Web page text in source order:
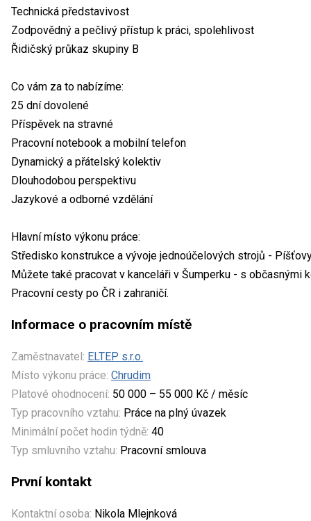
Technická představivost
Zodpovědný a pečlivý přístup k práci, spolehlivost
Řidičský průkaz skupiny B
Co vám za to nabízíme:
25 dní dovolené
Příspěvek na stravné
Pracovní notebook a mobilní telefon
Dynamický a přátelský kolektiv
Dlouhodobou perspektivu
Jazykové a odborné vzdělání
Hlavní místo výkonu práce:
Středisko konstrukce a vývoje jednoúčelových strojů -
Můžete také pracovat v kanceláři v Šumperku - s občasnými
Pracovní cesty po ČR i zahraničí.
Informace o pracovním místě
Zaměstnavatel: ELTEP s.r.o.
Místo výkonu práce: Chrudim
Platové ohodnocení: 50 000 – 55 000 Kč / měsíc
Typ pracovního vztahu: Práce na plný úvazek
Minimální počet hodin týdně: 40
Typ smluvního vztahu: Pracovní smlouva
První kontakt
Kontaktní osoba: Nikola Mlejnková